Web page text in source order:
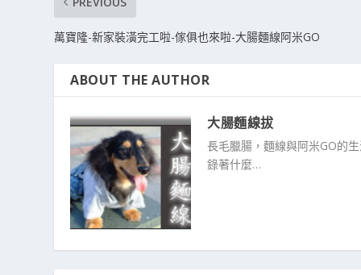
萬寶隆-新家裝潢完工啦-傢俱也來啦-大腸麵線阿米GO
ABOUT THE AUTHOR
大腸麵線拔
長毛臘腸，麵線與阿米GO的
錄著什麼…